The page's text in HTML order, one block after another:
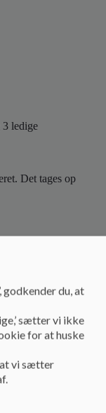
ledige
Det tages op
bestyrelse
godkender du, at
sætter vi ikke
for at huske
at vi sætter